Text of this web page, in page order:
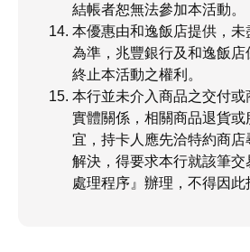
結帳者恕無法參加本活動。
本優惠由和逸飯店提供，未
為準，兆豐銀行及和逸飯店
終止本活動之權利。
本行並未介入商品之交付或
實體關係，相關商品退貨
宜，持卡人應先洽特約商
解決，得要求本行就該筆交
處理程序』辦理，不得因此